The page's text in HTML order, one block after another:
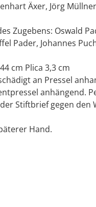
Äxer, Jörg
Zugebens: Oswald
Pader, Johannes
cm Plica 3,3 cm
an Pressel
anhängend.
Stiftbrief gegen
Hand.